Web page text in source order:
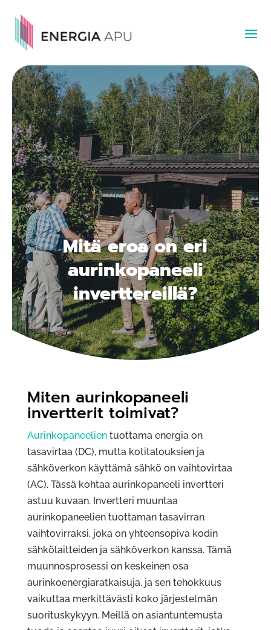
Mitä eroa on eri
aurinkopaneeli
inverttereillä?
Miten aurinkopaneeli
invertterit toimivat?
Aurinkopaneelientuottama energia on
tasavirtaa (DC), mutta kotitalouksien ja
sähköverkon käyttämä sähkö on vaihtovirtaa
(AC). Tässä kohtaa aurinkopaneeli invertteri
astuu kuvaan. Invertteri muuntaa
aurinkopaneelien tuottaman tasavirran
vaihtovirraksi, joka on yhteensopiva kodin
sähkölaitteiden ja sähköverkon kanssa. Tämä
muunnosprosessi on keskeinen osa
aurinkoenergiaratkaisuja, ja sen tehokkuus
vaikuttaa merkittävästi koko järjestelmän
suorituskykyyn. Meillä on asiantuntemusta